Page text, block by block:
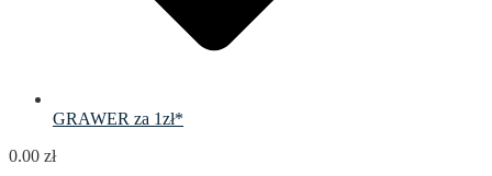
GRAWER za 1zł*
0.00 zł